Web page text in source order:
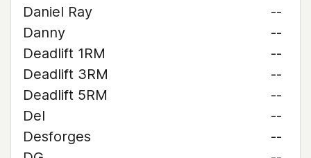
Daniel Ray
--
Danny
--
Deadlift 1RM
--
Deadlift 3RM
--
Deadlift 5RM
--
Del
--
Desforges
--